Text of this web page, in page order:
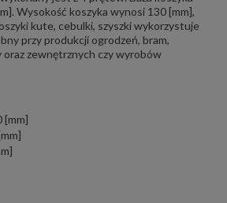
Wysokość koszyka wynosi 130 [mm],
kute, cebulki, szyszki wykorzystuje
przy produkcji ogrodzeń, bram,
zewnętrznych czy wyrobów
[mm]